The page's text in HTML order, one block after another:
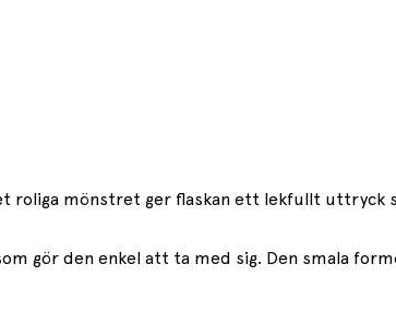
roliga mönstret ger flaskan ett lekfullt uttryck
gör den enkel att ta med sig. Den smala